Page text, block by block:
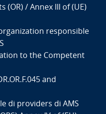
/ Annex III of (UE)
responsible
to the Competent
and
di providers di AMS